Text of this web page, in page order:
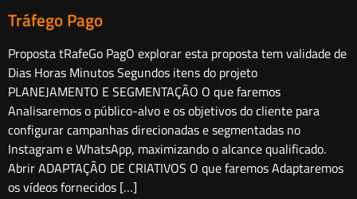
Tráfego Pago
Proposta tRafeGo PagO explorar esta proposta tem validade de
Dias Horas Minutos Segundos itens do projeto
PLANEJAMENTO E SEGMENTAÇÃO O que faremos
Analisaremos o público-alvo e os objetivos do cliente para
configurar campanhas direcionadas e segmentadas no
Instagram e WhatsApp, maximizando o alcance qualificado.
Abrir ADAPTAÇÃO DE CRIATIVOS O que faremos Adaptaremos
os vídeos fornecidos […]